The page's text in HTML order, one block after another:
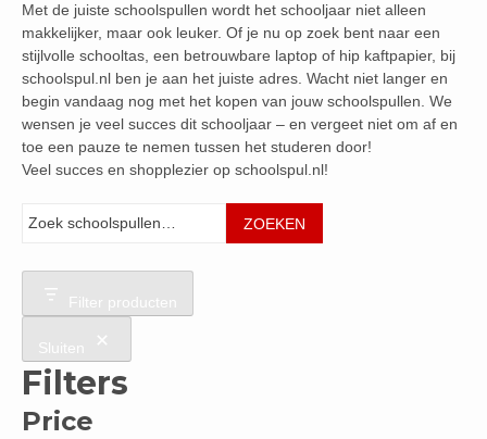
Met de juiste schoolspullen wordt het schooljaar niet alleen
makkelijker, maar ook leuker. Of je nu op zoek bent naar een
stijlvolle schooltas, een betrouwbare laptop of hip kaftpapier, bij
schoolspul.nl ben je aan het juiste adres. Wacht niet langer en
begin vandaag nog met het kopen van jouw schoolspullen. We
wensen je veel succes dit schooljaar – en vergeet niet om af en
toe een pauze te nemen tussen het studeren door!
Veel succes en shopplezier op schoolspul.nl!
Zoeken
ZOEKEN
Filter producten
Sluiten
Filters
Price